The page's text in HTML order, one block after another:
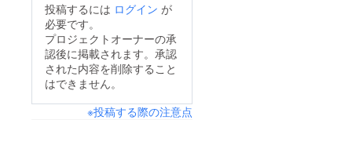
投稿するには ログイン が
必要です。
プロジェクトオーナーの承
認後に掲載されます。承認
された内容を削除すること
はできません。
※投稿する際の注意点